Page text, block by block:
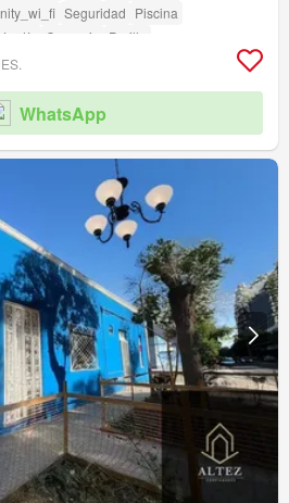
Seguridad Piscina
Jardín Conserje
Parilla
para personas con discapacidad
WhatsApp